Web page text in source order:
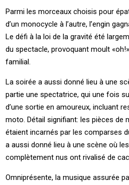
Parmi les morceaux choisis pour
d’un monocycle à l’autre, l’engin
Le défi à la loi de la gravité été
du spectacle, provoquant moult
familial.
La soirée a aussi donné lieu à une
partie une spectatrice, qui une fois
d’une sortie en amoureux, incluant
moto. Détail signifiant: les pièces de
étaient incarnés par les comparses
a aussi donné lieu à une scène où
complètement nus ont rivalisé de
Omniprésente, la musique assurée